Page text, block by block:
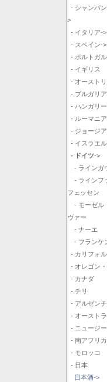
- シャンパ
>
- イタリア->
- スペイン->
- ポルトガル
- イギリス
- オースト
- ブルガリア
- ハンガリー
- ルーマニア
- ジョージア
- イスラエル
- ドイツ->
- ラインガ
- ラインフ
フェッセン
- モーゼル
ヴァー
- ナーエ
- フランケ
- カリフォ
- オレゴン
- カナダ
- チリ
- アルゼン
- オースト
- ニュージ
- 南アフリカ
- モロッコ
- 日本
日本酒->